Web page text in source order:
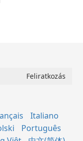
Italiano
Português